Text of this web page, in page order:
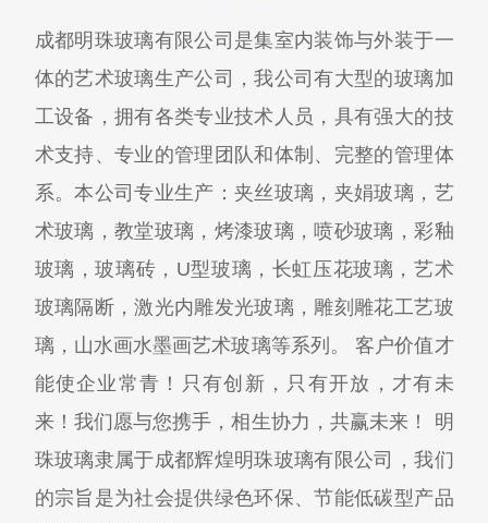
成都明珠玻璃有限公司是集室内装饰与外装于一
体的艺术玻璃生产公司，我公司有大型的玻璃加
工设备，拥有各类专业技术人员，具有强大的技
术支持、专业的管理团队和体制、完整的管理体
系。本公司专业生产：夹丝玻璃，夹娟玻璃，艺
术玻璃，教堂玻璃，烤漆玻璃，喷砂玻璃，彩釉
玻璃，玻璃砖，U型玻璃，长虹压花玻璃，艺术
玻璃隔断，激光内雕发光玻璃，雕刻雕花工艺玻
璃，山水画水墨画艺术玻璃等系列。 客户价值才
能使企业常青！只有创新，只有开放，才有未
来！我们愿与您携手，相生协力，共赢未来！ 明
珠玻璃隶属于成都辉煌明珠玻璃有限公司，我们
的宗旨是为社会提供绿色环保、节能低碳型产品